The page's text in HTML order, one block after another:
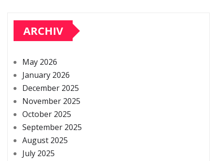
ARCHIV
May 2026
January 2026
December 2025
November 2025
October 2025
September 2025
August 2025
July 2025